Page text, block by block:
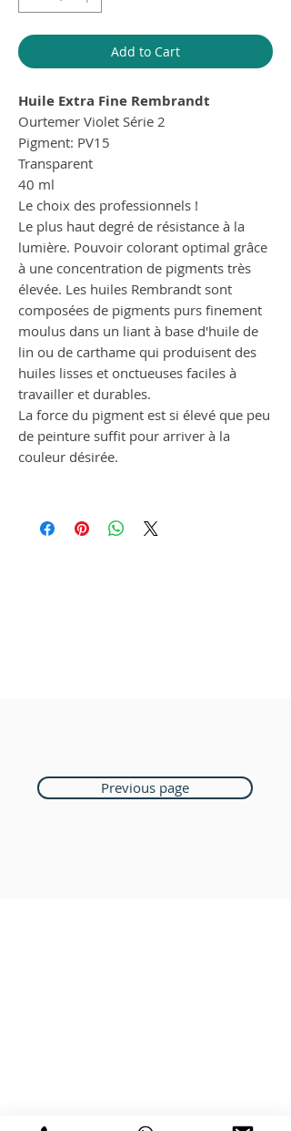
Add to Cart
Huile Extra Fine Rembrandt
Ourtemer Violet Série 2
Pigment: PV15
Transparent
40 ml
Le choix des professionnels !
Le plus haut degré de résistance à la
lumière. Pouvoir colorant optimal grâce
à une concentration de pigments très
élevée. Les huiles Rembrandt sont
composées de pigments purs finement
moulus dans un liant à base d'huile de
lin ou de carthame qui produisent des
huiles lisses et onctueuses faciles à
travailler et durables.
La force du pigment est si élevé que peu
de peinture suffit pour arriver à la
couleur désirée.
Previous page
PAYMENTS